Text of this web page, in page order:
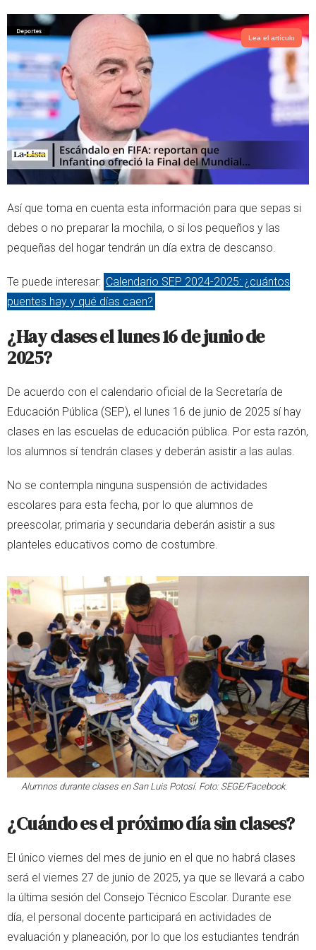
Lea el artículo
Así que toma en cuenta esta información para que sepas si
debes o no preparar la mochila, o si los pequeños y las
pequeñas del hogar tendrán un día extra de descanso.
Te puede interesar: Calendario SEP 2024-2025: ¿cuántos
puentes hay y qué días caen?
¿Hay clases el lunes 16 de junio de
2025?
De acuerdo con el calendario oficial de la Secretaría de
Educación Pública (SEP), el lunes 16 de junio de 2025 sí hay
clases en las escuelas de educación pública. Por esta razón,
los alumnos sí tendrán clases y deberán asistir a las aulas.
No se contempla ninguna suspensión de actividades
escolares para esta fecha, por lo que alumnos de
preescolar, primaria y secundaria deberán asistir a sus
planteles educativos como de costumbre.
Alumnos durante clases en San Luis Potosí. Foto: SEGE/Facebook.
¿Cuándo es el próximo día sin clases?
El único viernes del mes de junio en el que no habrá clases
será el viernes 27 de junio de 2025, ya que se llevará a cabo
la última sesión del Consejo Técnico Escolar. Durante ese
día, el personal docente participará en actividades de
evaluación y planeación, por lo que los estudiantes tendrán